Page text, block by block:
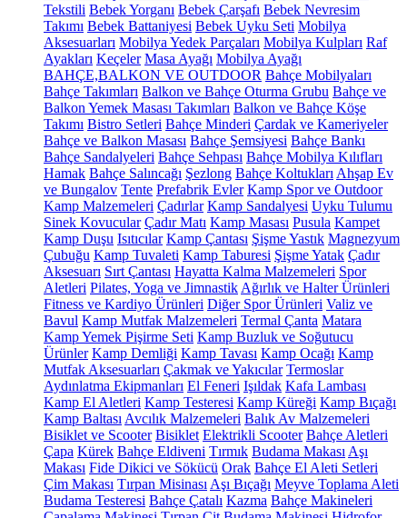
Tekstili Bebek Yorganı Bebek Çarşafı Bebek Nevresim
Takımı Bebek Battaniyesi Bebek Uyku Seti Mobilya
Aksesuarları Mobilya Yedek Parçaları Mobilya Kulpları Raf
Ayakları Keçeler Masa Ayağı Mobilya Ayağı
BAHÇE,BALKON VE OUTDOOR Bahçe Mobilyaları
Bahçe Takımları Balkon ve Bahçe Oturma Grubu Bahçe ve
Balkon Yemek Masası Takımları Balkon ve Bahçe Köşe
Takımı Bistro Setleri Bahçe Minderi Çardak ve Kameriyeler
Bahçe ve Balkon Masası Bahçe Şemsiyesi Bahçe Bankı
Bahçe Sandalyeleri Bahçe Sehpası Bahçe Mobilya Kılıfları
Hamak Bahçe Salıncağı Şezlong Bahçe Koltukları Ahşap Ev
ve Bungalov Tente Prefabrik Evler Kamp Spor ve Outdoor
Kamp Malzemeleri Çadırlar Kamp Sandalyesi Uyku Tulumu
Sinek Kovucular Çadır Matı Kamp Masası Pusula Kampet
Kamp Duşu Isıtıcılar Kamp Çantası Şişme Yastık Magnezyum
Çubuğu Kamp Tuvaleti Kamp Taburesi Şişme Yatak Çadır
Aksesuarı Sırt Çantası Hayatta Kalma Malzemeleri Spor
Aletleri Pilates, Yoga ve Jimnastik Ağırlık ve Halter Ürünleri
Fitness ve Kardiyo Ürünleri Diğer Spor Ürünleri Valiz ve
Bavul Kamp Mutfak Malzemeleri Termal Çanta Matara
Kamp Yemek Pişirme Seti Kamp Buzluk ve Soğutucu
Ürünler Kamp Demliği Kamp Tavası Kamp Ocağı Kamp
Mutfak Aksesuarları Çakmak ve Yakıcılar Termoslar
Aydınlatma Ekipmanları El Feneri Işıldak Kafa Lambası
Kamp El Aletleri Kamp Testeresi Kamp Küreği Kamp Bıçağı
Kamp Baltası Avcılık Malzemeleri Balık Av Malzemeleri
Bisiklet ve Scooter Bisiklet Elektrikli Scooter Bahçe Aletleri
Çapa Kürek Bahçe Eldiveni Tırmık Budama Makası Aşı
Makası Fide Dikici ve Sökücü Orak Bahçe El Aleti Setleri
Çim Makası Tırpan Misinası Aşı Bıçağı Meyve Toplama Aleti
Budama Testeresi Bahçe Çatalı Kazma Bahçe Makineleri